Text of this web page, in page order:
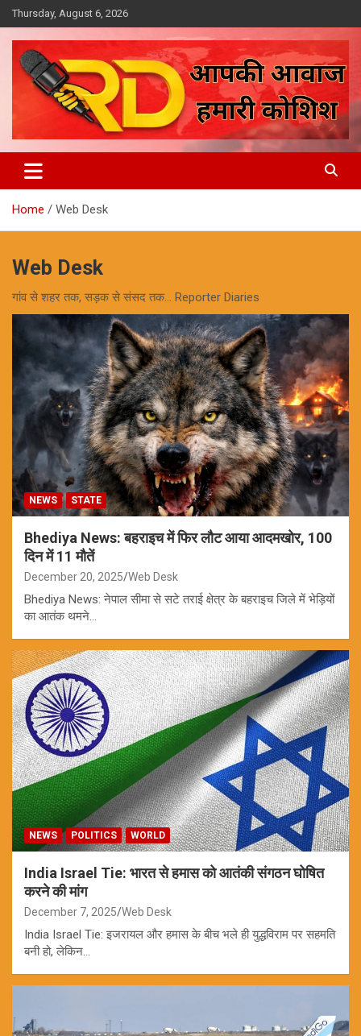
Skip
to
content
Thursday, August 6, 2026
Reporter Diaries
Home Web Desk
Web Desk
गांव से शहर तक, सड़क से संसद तक... Reporter Diaries
NEWS STATE
Bhediya News: बहराइच में फिर लौट आया आदमखोर, 100
दिन में 11 मौतें
December 20, 2025 Web Desk
Bhediya News: नेपाल सीमा से सटे तराई क्षेत्र के बहराइच जिले में भेड़ियों
का आतंक थमने…
NEWS POLITICS WORLD
India Israel Tie: भारत से हमास को आतंकी संगठन घोषित
करने की मांग
December 7, 2025 Web Desk
India Israel Tie: इजरायल और हमास के बीच भले ही युद्धविराम पर सहमति
बनी हो, लेकिन…